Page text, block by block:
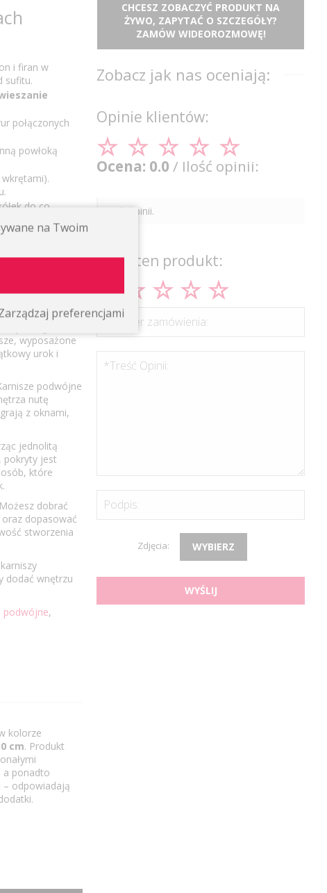
i firan w
sufitu.
połączonych
powłoką
do co
zastosowaniu
to
wyposażone
urok i
podwójne
nutę
z oknami,
jednolitą
pokryty jest
które
dobrać
dopasować
stworzenia
dodać wnętrzu
podwójne,
kolorze
cm. Produkt
a ponadto
– odpowiadają
CHCESZ ZOBACZYĆ PRODUKT NA
ŻYWO, ZAPYTAĆ O SZCZEGÓŁY?
ZAMÓW WIDEOROZMOWĘ!
Zobacz jak nas oceniają:
Opinie klientów:
Ocena: 0.0 / Ilość opinii:
Brak opinii.
Oceń ten produkt:
*Numer zamówienia:
*Treść Opinii:
Podpis:
Zdjęcia: WYBIERZ
WYŚLIJ
na Twoim
preferencjami